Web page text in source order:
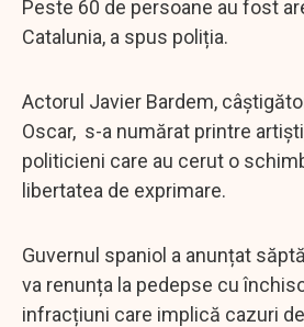
Peste 60 de persoane au fost
Catalunia, a spus poliția.
Actorul Javier Bardem,
Oscar, s-a numărat printre
politicieni care au cerut o
libertatea de exprimare.
Guvernul spaniol a anunțat
va renunța la pedepse cu
infracțiuni care implică cazuri